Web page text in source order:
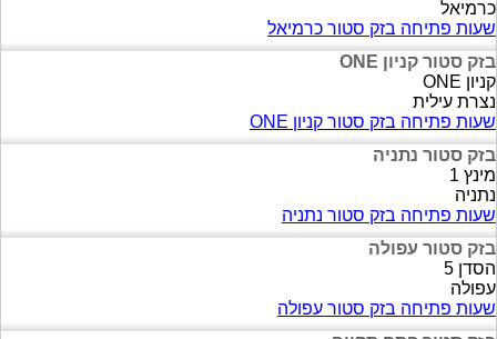
כרמיאל
שעות פתיחה בזק סטור כרמיאל
בזק סטור קניון ONE
קניון ONE
נצרת עילית
שעות פתיחה בזק סטור קניון ONE
בזק סטור נתניה
מינץ 1
נתניה
שעות פתיחה בזק סטור נתניה
בזק סטור עפולה
הסדן 5
עפולה
שעות פתיחה בזק סטור עפולה